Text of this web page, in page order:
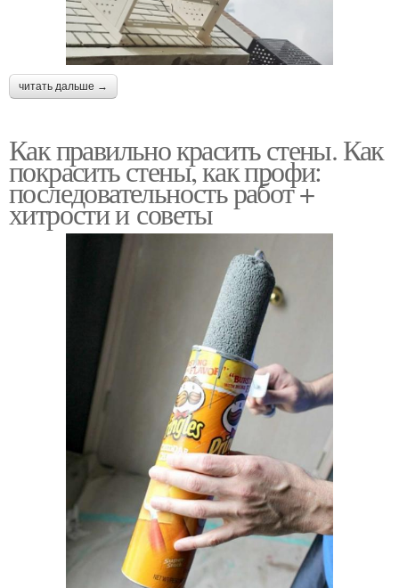
читать дальше →
Как правильно красить стены. Как
покрасить стены, как профи:
последовательность работ +
хитрости и советы